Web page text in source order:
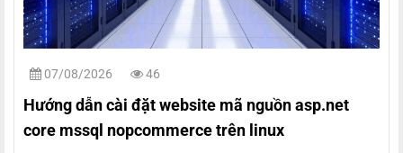
07/08/2026 46
Hướng dẫn cài đặt website mã nguồn asp.net
core mssql nopcommerce trên linux